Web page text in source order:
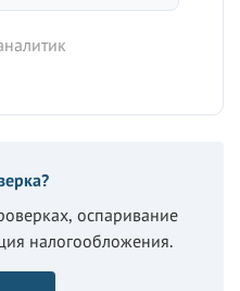
оспаривание
налогообложения.